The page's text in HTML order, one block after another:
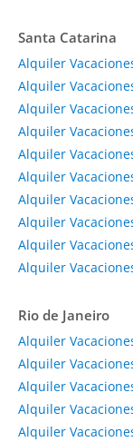
Santa Catarina
Alquiler
Alquiler
Alquiler
Alquiler
Alquiler
Alquiler
Alquiler
Alquiler
Alquiler
Alquiler
Rio de Janeiro
Alquiler
Alquiler
Alquiler
Alquiler
Alquiler